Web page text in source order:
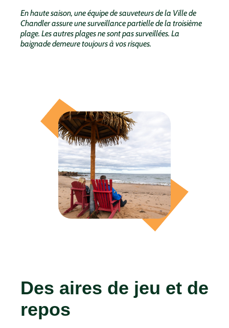
En haute saison, une équipe de sauveteurs de la Ville de
Chandler assure une surveillance partielle de la troisième
plage. Les autres plages ne sont pas surveillées. La
baignade demeure toujours à vos risques.
Des aires de jeu et de
repos